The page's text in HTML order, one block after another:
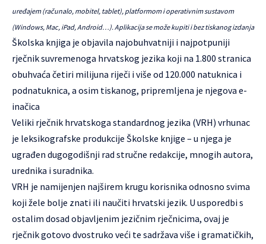
uređajem (računalo, mobitel, tablet), platformom i operativnim sustavom
(Windows, Mac, iPad, Android…). Aplikacija se može kupiti i bez tiskanog izdanja
Školska knjiga je objavila najobuhvatniji i najpotpuniji
rječnik suvremenoga hrvatskog jezika koji na 1.800 stranica
obuhvaća četiri milijuna riječi i više od 120.000 natuknica i
podnatuknica, a osim tiskanog, pripremljena je njegova e-
inačica
Veliki rječnik hrvatskoga standardnog jezika (VRH) vrhunac
je leksikografske produkcije Školske knjige – u njega je
ugrađen dugogodišnji rad stručne redakcije, mnogih autora,
urednika i suradnika.
VRH je namijenjen najširem krugu korisnika odnosno svima
koji žele bolje znati ili naučiti hrvatski jezik. U usporedbi s
ostalim dosad objavljenim jezičnim rječnicima, ovaj je
rječnik gotovo dvostruko veći te sadržava više i gramatičkih,